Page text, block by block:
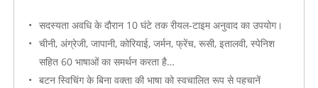
सदस्यता अवधि के दौरान 10 घंटे तक रीयल-टाइम अनुवाद का उपयोग।
चीनी, अंग्रेजी, जापानी, कोरियाई, जर्मन, फ्रेंच, रूसी, इतालवी, स्पेनिश
सहित 60 भाषाओं का समर्थन करता है…
बटन स्विचिंग के बिना वक्ता की भाषा को स्वचालित रूप से पहचानें
भुगतान: अंतर्राष्ट्रीय ऑर्डर के लिए स्ट्राइप के माध्यम से क्रेडिट कार्ड से भुगतान
सक्रियण: भुगतान के बाद चयनित संख्या में एंटरप्राइज़ खाते सक्रिय हो जाते हैं।.
इनवॉइस/रसीद: प्रस्तुत कर संबंधी जानकारी का उपयोग करके स्ट्राइप निपटान